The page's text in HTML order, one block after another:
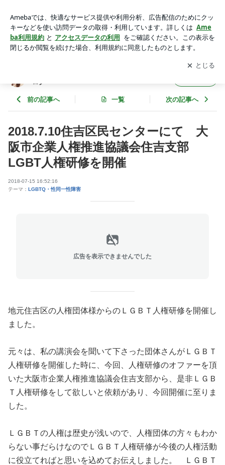
住吉支部LGBT人権研修を開催 | 間違って男の子として生まれ
て来た女子のブログ
アプリをダウンロードして ブログの更新通知
を受け取りまし
ょう。
開く
ログ
前の記事へ 一覧 次の記事へ
2018.7.10住吉区民センターにて 大
阪市企業人権推進協議会住吉支部
LGBT人権研修を開催
2018-07-15 16:52:16
テーマ： LGBTQ・性同一性障害
広告を表示できませんでした
地元住吉区の人権団体様からのＬＧＢＴ人権研修を開催し
ました。
元々は、私の講演会を聞いて下さった団体さんがＬＧＢＴ
人権研修を開催した時に、今回、人権研修のオファーを頂
いた大阪市企業人権推進協議会住吉支部から、是非ＬＧＢ
Ｔ人権研修をして欲しいと依頼があり、今回開催に至りま
した。
ＬＧＢＴの人権は歴史が浅いので、人権団体の方々もわか
らない事だらけなのでＬＧＢＴ人権研修が今後の人権活動
に役立てればと思いを込めてお伝えしました。 ＬＧＢＴ